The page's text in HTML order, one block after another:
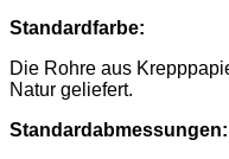
Standardfarbe:
Die Rohre aus
Natur geliefert.
Standardabmessungen: